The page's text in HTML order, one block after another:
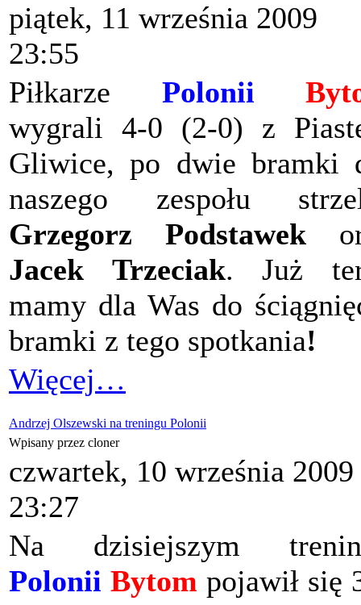
piątek, 11 września 2009
23:55
Piłkarze Polonii
wygrali 4-0 (2-0) z
Gliwice, po dwie bramki
naszego zespołu
Grzegorz Podstawek
Jacek Trzeciak. Już
mamy dla Was do
bramki z tego spotkania!
Więcej…
Andrzej Olszewski na treningu Polonii
Wpisany przez cloner
czwartek, 10 września 2009
23:27
Na dzisiejszym
Polonii Bytom pojawił się